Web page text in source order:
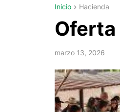
Inicio Hacienda
Oferta
marzo 13, 2026